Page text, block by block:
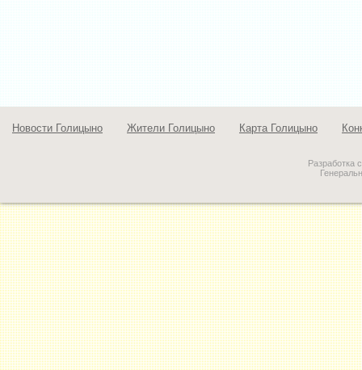
Новости Голицыно Жители Голицыно Карта Голицыно
Разработка